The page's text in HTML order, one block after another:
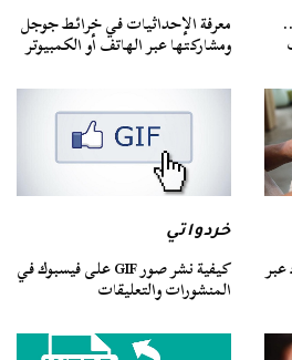
معرفة الإحداثيات في خرائط جوجل
ومشاركتها عبر الهاتف أو الكمبيوتر
خردواتي
كيفية نشر صور GIF على فيسبوك في
المنشورات والتعليقات